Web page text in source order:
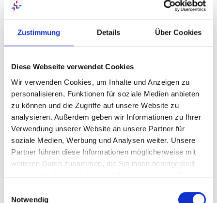
Zustimmung Details Über Cookies
Diese Webseite verwendet Cookies
Wir verwenden Cookies, um Inhalte und Anzeigen zu
personalisieren, Funktionen für soziale Medien anbieten
zu können und die Zugriffe auf unsere Website zu
analysieren. Außerdem geben wir Informationen zu Ihrer
Verwendung unserer Website an unsere Partner für
soziale Medien, Werbung und Analysen weiter. Unsere
Partner führen diese Informationen möglicherweise mit
weiteren Daten zusammen, die Sie ihnen bereitgestellt
haben oder die sie im Rahmen Ihrer Nutzung der Dienste
Cookies, wenn Sie unsere Webseite weiterhin nutzen.
Notwendig
Selbständigkeit, strukturiertes Arbeiten,
Rahmenbedingungen
Studiendauer: 3 Jahre
Abschluss: Bachelor of Science (B. Sc.)
Studienphase mit Modul-Prüfungen
Theoriesemester und Praxisphasen von je 12
Wochen
Ausbildungsvergütung
nach TVAöD-BBiG ab 1. Mai 2026